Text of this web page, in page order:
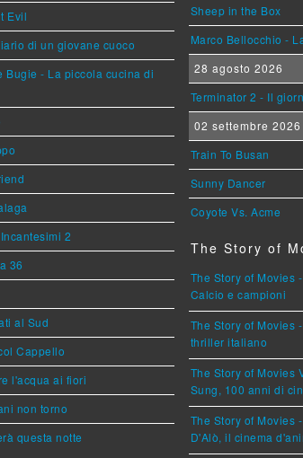
Evil
di un giovane cuoco
Bugie - La piccola cucina di
2
36
al Sud
Cappello
l'acqua ai fiori
non torno
questa notte
Sheep in the Box
Marco Bellocchio -
28 agosto 2026
Terminator 2 - Il
02 settembre 2026
Train To Busan
Sunny Dancer
Coyote Vs. Acme
The Story of
The Story of Movies
Calcio e campioni
The Story of Movies
thriller italiano
The Story of Movies
Sung, 100 anni di
The Story of Movies
D'Alò, il cinema